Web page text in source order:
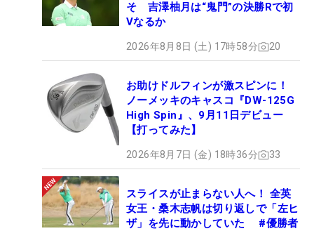
そ 吉澤柚月は“鬼門”の決勝Rで初
Vなるか
2026年8月8日 (土) 17時58分 20
お助けドルフィンが激スピンに！
ノーメッキのキャスコ『DW-125G
High Spin』、9月11日デビュー
【打ってみた】
2026年8月7日 (金) 18時36分 33
スライスが止まらない人へ！ 全英
女王・桑木志帆は切り返しで「左ヒ
ザ」を先に動かしていた #優勝者